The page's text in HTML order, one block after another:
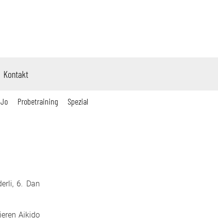
Kontakt
Probetraining Spezial
6. Dan
Aikido